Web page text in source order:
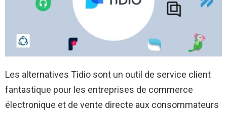
Les alternatives Tidio sont un outil de service client
fantastique pour les entreprises de commerce
électronique et de vente directe aux consommateurs